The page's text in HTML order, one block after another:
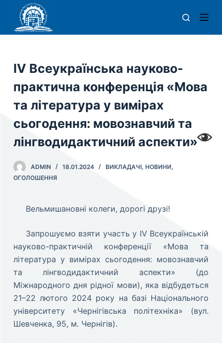
р
й
т
и
д
в
м
с
т
ІV Всеукраїнська науково-
практична конференція «Мова
та література у вимірах
сьогодення: мовознавчий та
лінгводидактичний аспекти»
ADMIN 18.01.2024 ВИКЛАДАЧІ, НОВИНИ,
ОГОЛОШЕННЯ
Вельмишановні колеги, дорогі друзі!
Запрошуємо взяти участь у ІV Всеукраїнській
науково-практичній конференції «Мова та
література у вимірах сьогодення: мовознавчий
та лінгводидактичний аспекти» (до
Міжнародного дня рідної мови), яка відбудеться
21–22 лютого 2024 року на базі Національного
університету «Чернігівська політехніка» (вул.
Шевченка, 95, м. Чернігів).